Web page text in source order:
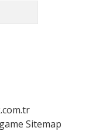
Sitemap